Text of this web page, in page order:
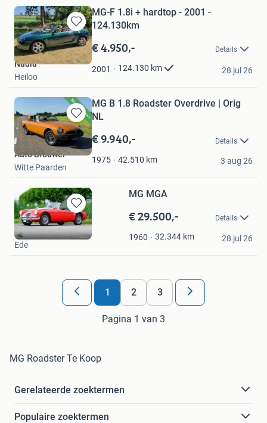
Bewaren
in
Mijn
Favorieten
MG-F 1.8i + hardtop - 2001 -
124.130km
€ 4.950,- Details
2001 124.130 km
Nadia
Heiloo
28 jul 26
Bewaren
in
Mijn
Favorieten
MG B 1.8 Roadster Overdrive | Orig
NL
€ 9.940,- Details
1975 42.510 km
Auto Brouwer
Witte Paarden
3 aug 26
Bewaren
in
Mijn
MG MGA
€ 29.500,- Details
1960 32.344 km
Imparts B.V.
Ede
28 jul 26
1 2 3
Pagina 1 van 3
MG Roadster Te Koop
Gerelateerde zoektermen
Populaire zoektermen